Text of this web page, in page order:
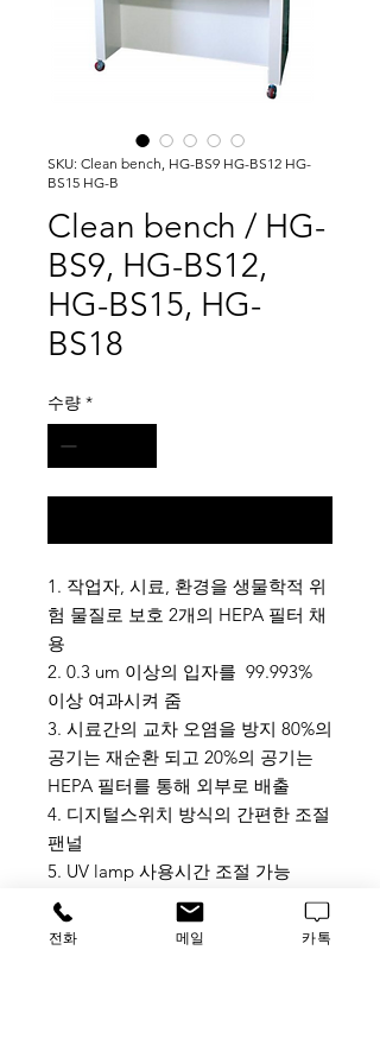
SKU: Clean bench, HG-BS9 HG-BS12 HG-
BS15 HG-B
Clean bench / HG-
BS9, HG-BS12,
HG-BS15, HG-
BS18
수량 *
1. 작업자, 시료, 환경을 생물학적 위
험 물질로 보호 2개의 HEPA 필터 채
용
2. 0.3 um 이상의 입자를 99.993%
이상 여과시켜 줌
3. 시료간의 교차 오염을 방지 80%의
공기는 재순환 되고 20%의 공기는
HEPA 필터를 통해 외부로 배출
4. 디지털스위치 방식의 간편한 조절
팬널
5. UV lamp 사용시간 조절 가능
6. 안전위해 Door open 시 알람과 함
께 UV lamp 전원 OFF 기능
전화 메일 카톡